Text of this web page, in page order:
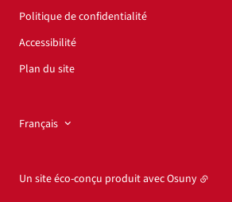
Politique de confidentialité
Accessibilité
Plan du site
Français
Un site éco-conçu produit avecOsuny